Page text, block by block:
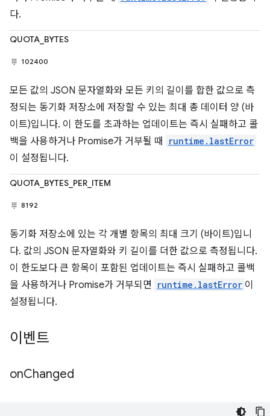
다.
QUOTA_BYTES
102400
모든 값의 JSON 문자열화와 모든 키의 길이를 합한 값으로 측
정되는 동기화 저장소에 저장할 수 있는 최대 총 데이터 양 (바
이트)입니다. 이 한도를 초과하는 업데이트는 즉시 실패하고 콜
백을 사용하거나 Promise가 거부될 때
runtime.lastError
이 설정됩니다.
QUOTA_BYTES_PER_ITEM
8192
동기화 저장소에 있는 각 개별 항목의 최대 크기 (바이트)입니
다. 값의 JSON 문자열화와 키 길이를 더한 값으로 측정됩니다.
이 한도보다 큰 항목이 포함된 업데이트는 즉시 실패하고 콜백
을 사용하거나 Promise가 거부되면
runtime.lastError 이
설정됩니다.
이벤트
onChanged